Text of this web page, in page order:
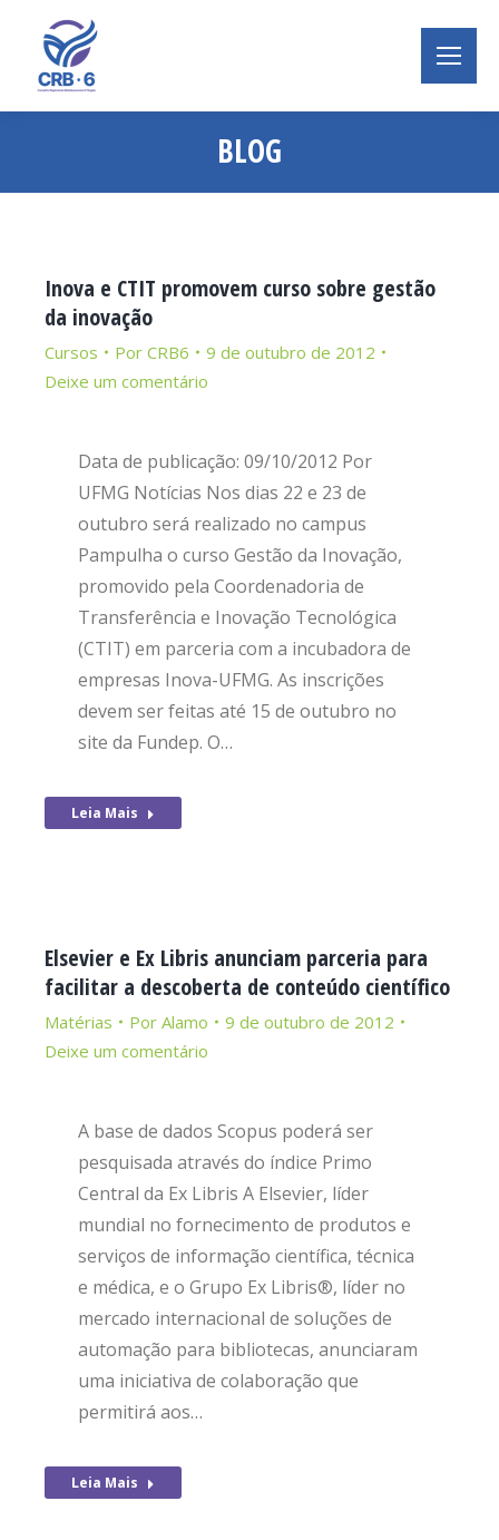
BLOG
Você está aqui:
Inova e CTIT promovem curso sobre gestão
da inovação
Cursos Por CRB6
9 de outubro de 2012
Deixe um comentário
Data de publicação: 09/10/2012 Por
UFMG Notícias Nos dias 22 e 23 de
outubro será realizado no campus
Pampulha o curso Gestão da Inovação,
promovido pela Coordenadoria de
Transferência e Inovação Tecnológica
(CTIT) em parceria com a incubadora de
empresas Inova-UFMG. As inscrições
devem ser feitas até 15 de outubro no
site da Fundep. O…
Leia Mais
Elsevier e Ex Libris anunciam parceria para
facilitar a descoberta de conteúdo científico
Matérias Por Alamo
9 de outubro de 2012
Deixe um comentário
A base de dados Scopus poderá ser
pesquisada através do índice Primo
Central da Ex Libris A Elsevier, líder
mundial no fornecimento de produtos e
serviços de informação científica, técnica
e médica, e o Grupo Ex Libris®, líder no
mercado internacional de soluções de
automação para bibliotecas, anunciaram
uma iniciativa de colaboração que
permitirá aos…
Leia Mais